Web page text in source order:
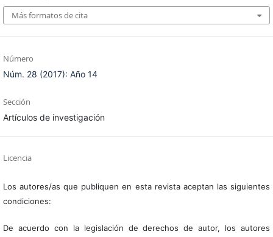
Más formatos de cita
Número
Núm. 28 (2017): Año 14
Sección
Artículos de investigación
Licencia
Los autores/as que publiquen en esta revista aceptan las siguientes
condiciones:
De acuerdo con la legislación de derechos de autor, los autores